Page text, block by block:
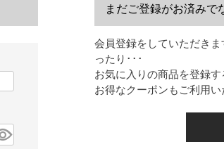
まだご登録がお済みで
会員登録をしていただき
ったり･･･
お気に入りの商品を登録
お得なクーポンもご利用